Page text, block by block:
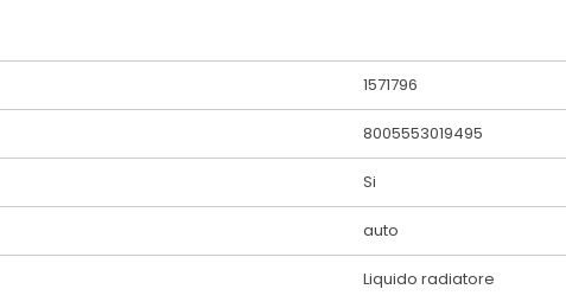
1571796
8005553019495
Si
auto
Liquido radiatore